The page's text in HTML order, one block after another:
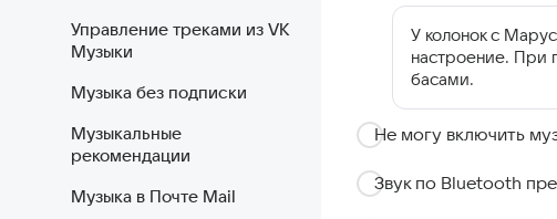
Управление треками из VK
Музыки
Музыка без подписки
Музыкальные
рекомендации
Музыка в Почте Mail
У колонок с
настроение. При
басами.
Не могу включить
Звук по Bluetooth